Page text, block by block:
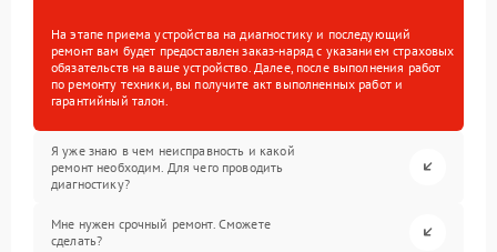
На этапе приема устройства на диагностику и последующий
ремонт вам будет предоставлен заказ-наряд с указанием страховых
обязательств на ваше устройство. Далее, после выполнения работ
по ремонту техники, вы получите акт выполненных работ и
гарантийный талон.
Я уже знаю в чем неисправность и какой
ремонт необходим. Для чего проводить
диагностику?
Мне нужен срочный ремонт. Сможете
сделать?